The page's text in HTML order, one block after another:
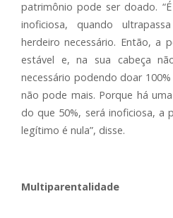
patrimônio pode ser doado.
inoficiosa, quando
herdeiro necessário. Então, a
estável e, na sua cabeça
necessário podendo doar
não pode mais. Porque há
do que 50%, será inoficiosa, a
legítimo é nula”, disse.
Multiparentalidade